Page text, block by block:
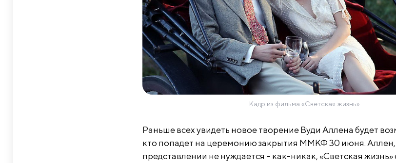
Кадр из фильма «Светская жизнь»
Раньше всех увидеть новое творение Вуди Аллена будет
кто попадет на церемонию закрытия ММКФ 30 июня. Аллен,
представлении не нуждается – как-никак, «Светская